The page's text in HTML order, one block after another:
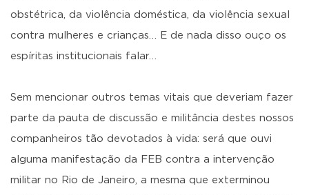
obstétrica, da violência doméstica, da violência sexual
contra mulheres e crianças… E de nada disso ouço os
espíritas institucionais falar…
Sem mencionar outros temas vitais que deveriam fazer
parte da pauta de discussão e militância destes nossos
companheiros tão devotados à vida: será que ouvi
alguma manifestação da FEB contra a intervenção
militar no Rio de Janeiro, a mesma que exterminou